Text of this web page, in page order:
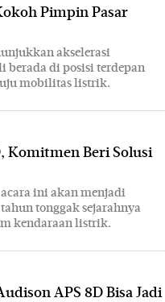
Pimpin Pasar
akselerasi
berada di posisi terdepan
mobilitas listrik.
Komitmen Beri Solusi
ini akan menjadi
tonggak sejarahnya
kendaraan listrik.
APS 8D Bisa Jadi